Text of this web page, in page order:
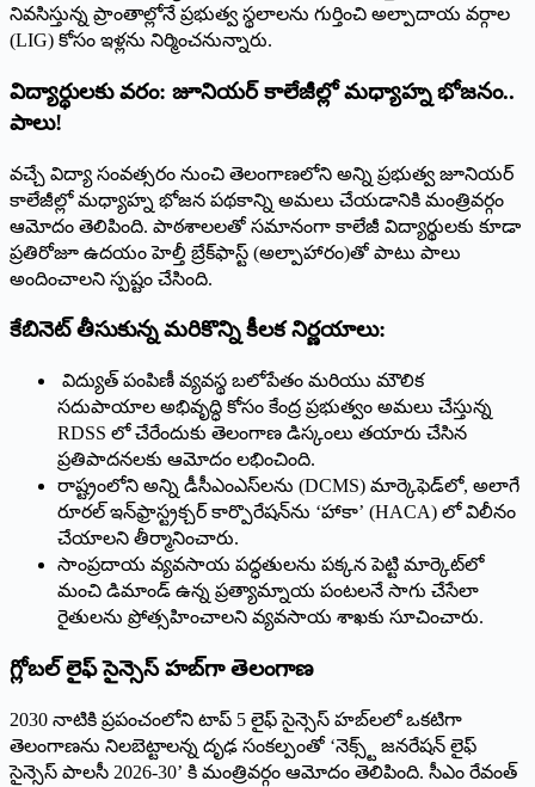
నివసిస్తున్న ప్రాంతాల్లోనే ప్రభుత్వ స్థలాలను గుర్తించి అల్పాదాయ వర్గాల
(LIG) కోసం ఇళ్లను నిర్మించనున్నారు.
విద్యార్థులకు వరం: జూనియర్ కాలేజీల్లో మధ్యాహ్న భోజనం..
పాలు!
వచ్చే విద్యా సంవత్సరం నుంచి తెలంగాణలోని అన్ని ప్రభుత్వ జూనియర్
కాలేజీల్లో మధ్యాహ్న భోజన పథకాన్ని అమలు చేయడానికి మంత్రివర్గం
ఆమోదం తెలిపింది. పాఠశాలలతో సమానంగా కాలేజీ విద్యార్థులకు కూడా
ప్రతిరోజూ ఉదయం హెల్తీ బ్రేక్‌ఫాస్ట్ (అల్పాహారం)తో పాటు పాలు
అందించాలని స్పష్టం చేసింది.
కేబినెట్ తీసుకున్న మరికొన్ని కీలక నిర్ణయాలు:
విద్యుత్ పంపిణీ వ్యవస్థ బలోపేతం మరియు మౌలిక
సదుపాయాల అభివృద్ధి కోసం కేంద్ర ప్రభుత్వం అమలు చేస్తున్న
RDSS లో చేరేందుకు తెలంగాణ డిస్కంలు తయారు చేసిన
ప్రతిపాదనలకు ఆమోదం లభించింది.
రాష్ట్రంలోని అన్ని డీసీఎంఎస్‌లను (DCMS) మార్కెఫెడ్‌లో, అలాగే
రూరల్ ఇన్‌ఫ్రాస్ట్రక్చర్ కార్పొరేషన్‌ను ‘హాకా’ (HACA) లో విలీనం
చేయాలని తీర్మానించారు.
సాంప్రదాయ వ్యవసాయ పద్ధతులను పక్కన పెట్టి మార్కెట్‌లో
మంచి డిమాండ్ ఉన్న ప్రత్యామ్నాయ పంటలనే సాగు చేసేలా
రైతులను ప్రోత్సహించాలని వ్యవసాయ శాఖకు సూచించారు.
గ్లోబల్ లైఫ్ సైన్సెస్ హబ్‌గా తెలంగాణ
2030 నాటికి ప్రపంచంలోని టాప్ 5 లైఫ్ సైన్సెస్ హబ్‌లలో ఒకటిగా
తెలంగాణను నిలబెట్టాలన్న దృఢ సంకల్పంతో ‘నెక్స్ట్ జనరేషన్ లైఫ్
సైన్సెస్ పాలసీ 2026-30’ కి మంత్రివర్గం ఆమోదం తెలిపింది. సీఎం రేవంత్